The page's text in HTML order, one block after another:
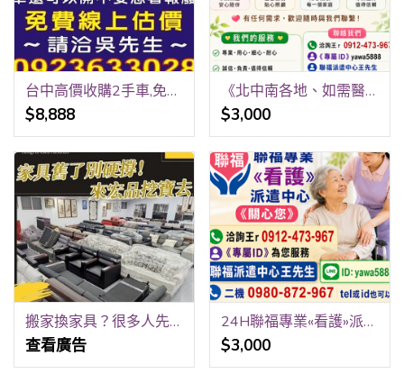
台中高價收購2手車,免費線上報價,到府收購,請洽0923-633028吳先生
$8,888
《北中南各地、如需醫院、居家看護》24H 《請提早預約、才可能會有看護》 祝福平安、健康。 聯福專業«看護»派遣中心《關心您》 洽詢王r 0912-473-967
$3,000
搬家換家具？很多人先來宏品二手家具館找 04-24078608
查看廣告
24H聯福專業«看護»派遣中心《關心您》 洽詢王r 0912-473-967 《專屬ID》yawa5888 聯福派遣中心王先生
$3,000